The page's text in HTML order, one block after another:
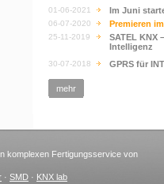
01-06-2021 Im Juni
06-07-2020 Premieren
25-11-2019
SATEL KNX
Intelligenz
30-07-2018 GPRS für
mehr
komplexen Fertigungsservice von
· SMD · KNX lab